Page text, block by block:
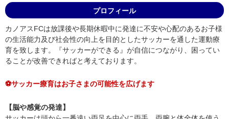
プロフィール
カノアスFCは放課後や長期休暇中に発達に不安や心配のあるお子様
の生活能力及び社会性の向上を目的としたサッカーを通した運動療
育を致します。『サッカーができる』が自信につながり、困ってい
ることが改善できればと考えております。
⚽サッカー療育はお子さまの可能性を広げます
【脳や感覚の発達】